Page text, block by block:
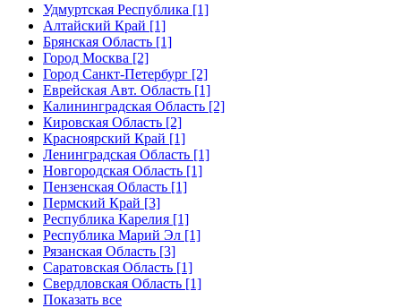
Удмуртская Республика [1]
Алтайский Край [1]
Брянская Область [1]
Город Москва [2]
Город Санкт-Петербург [2]
Еврейская Авт. Область [1]
Калининградская Область [2]
Кировская Область [2]
Красноярский Край [1]
Ленинградская Область [1]
Новгородская Область [1]
Пензенская Область [1]
Пермский Край [3]
Республика Карелия [1]
Республика Марий Эл [1]
Рязанская Область [3]
Саратовская Область [1]
Свердловская Область [1]
Показать все